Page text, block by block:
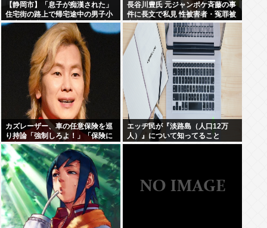
【静岡市】「息子が痴漢された」
住宅街の路上で帰宅途中の男子小
学生に痴漢行為か 16歳男子学生を
長谷川豊氏 元ジャンポケ斉藤の事
件に長文で私見 性被害者・冤罪被
害者への取材経験踏まえ
カズレーザー、車の任意保険を巡
り持論「強制しろよ！」「保険に
も入れないヤツは運転すんなよ」
エッヂ民が『淡路島（人口12万
人）』について知ってること